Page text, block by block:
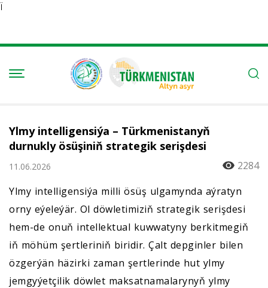
Ï
Ylmy intelligensiýa – Türkmenistanyň
durnukly ösüşiniň strategik serişdesi
11.06.2026
2284
Ylmy intelligensiýa milli ösüş ulgamynda aýratyn
orny eýeleýär. Ol döwletimiziň strategik serişdesi
hem-de onuň intellektual kuwwatyny berkitmegiň
iň möhüm şertleriniň biridir. Çalt depginler bilen
özgerýän häzirki zaman şertlerinde hut ylmy
jemgyýetçilik döwlet maksatnamalarynyň ylmy